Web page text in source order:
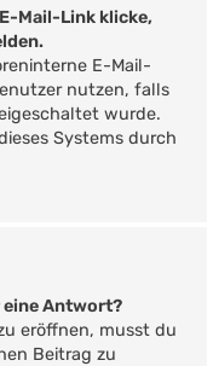
Mail-Link klicke,
E-Mail-
nutzen, falls
wurde.
Systems durch
eine Antwort?
eröffnen, musst du
Beitrag zu